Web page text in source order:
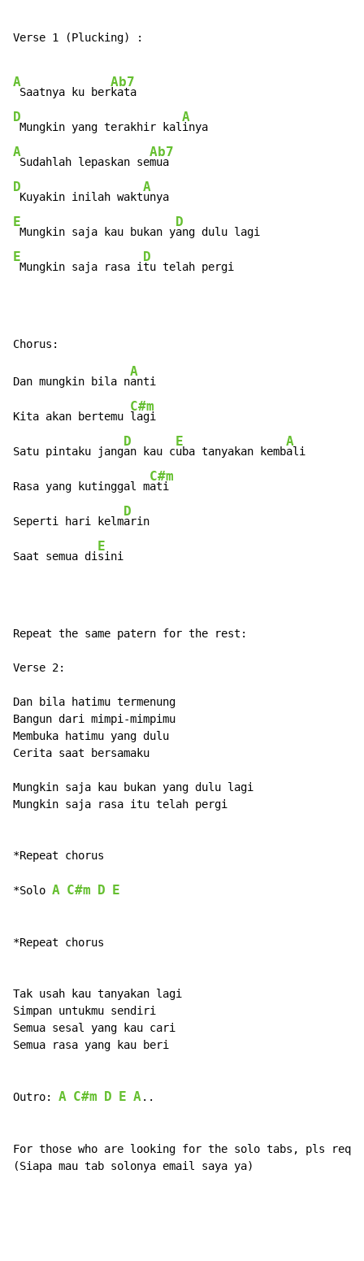
Verse 1 (Plucking) :
A
Saatnya ku ber
Ab7
D
Mungkin yang terakhir kal
A
A
Sudahlah lepaskan se
Ab7
D
Kuyakin inilah wakt
A
E
Mungkin saja kau bukan y
D
E
Mungkin saja rasa i
D
Dan mungkin bila n
A
anti
Kita akan bertemu
C#m
lagi
Satu pintaku jang
D
an kau c
E
uba tanyakan kemb
A
ali
Rasa yang kutinggal m
C#m
ati
Seperti hari kelm
D
arin
Saat semua di
E
Repeat the same patern for the rest:
Verse 2:
Dan bila hatimu termenung
Bangun dari mimpi-mimpimu
Membuka hatimu yang dulu
Cerita saat bersamaku
Mungkin saja kau bukan yang dulu lagi
Mungkin saja rasa itu telah pergi
*Repeat chorus
*Solo A C#m D E
*Repeat chorus
Tak usah kau tanyakan lagi
Simpan untukmu sendiri
Semua sesal yang kau cari
Semua rasa yang kau beri
Outro: A C#m D E A..
For those who are looking for the solo tabs, pls
(Siapa mau tab solonya email saya ya)